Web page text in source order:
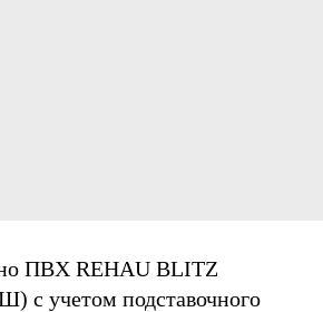
ПВХ REHAU BLITZ
с учетом подставочного